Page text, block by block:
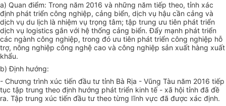
a) Quan điểm: Trong năm 2016 và những năm tiếp theo, tỉnh xác
định phát triển công nghiệp, cảng biển, dịch vụ hậu cần cảng và
dịch vụ du lịch là nhiệm vụ trọng tâm; tập trung ưu tiên phát triển
dịch vụ logistics gắn với hệ thống cảng biển. Đẩy mạnh phát triển
các ngành công nghiệp, trong đó ưu tiên phát triển công nghiệp hỗ
trợ, nông nghiệp công nghệ cao và công nghiệp sản xuất hàng xuất
khẩu.
b)Định hướng:
- Chương trình xúc tiến đầu tư tỉnh Bà Rịa - Vũng Tàu năm 2016 tiếp
tục tập trung theo định hướng phát triển kinh tế - xã hội tỉnh đã đề
ra. Tập trung xúc tiến đầu tư theo từng lĩnh vực đã được xác định.